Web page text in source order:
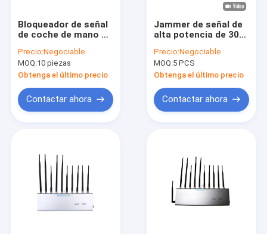
Bloqueador de señal
de coche de mano de
frecuencia peso
ligero tamaño
compacto
Precio:Negociable
MOQ:10 piezas
Obtenga el último precio
Contactar ahora
Jammer de señal de
alta potencia de 30W
alcance de 50m para
bloqueo de señales
inalámbricas y de
teléfonos móviles
Precio:Negociable
MOQ:5 PCS
Obtenga el último precio
Contactar ahora